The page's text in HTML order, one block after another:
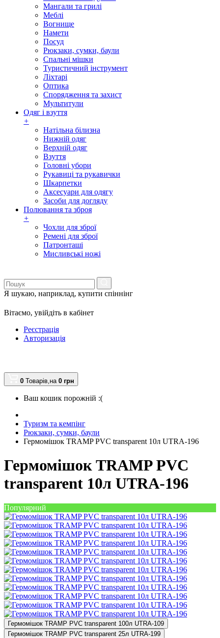
Мангали та грилі
Меблі
Вогнище
Намети
Посуд
Рюкзаки, сумки, баули
Спальні мішки
Туристичний інструмент
Ліхтарі
Оптика
Спорядження та захист
Мультитули
Одяг і взуття
+
Натільна білизна
Нижній одяг
Верхній одяг
Взуття
Головні убори
Рукавиці та рукавички
Шкарпетки
Аксесуари для одягу
Засоби для догляду
Полювання та зброя
+
Чохли для зброї
Ремені для зброї
Патронташі
Мисливські ножі
Я шукаю, наприклад, купити спіннінг
Вітаємо, увійдіть в кабінет
Реєстрація
Авторизація
0 Товарів,на 0 грн
Ваш кошик порожній :(
Туризм та кемпінг
Рюкзаки, сумки, баули
Гермомішок TRAMP PVC transparent 10л UTRA-196
Гермомішок TRAMP PVC
transparent 10л UTRA-196
Популярний
Гермомішок TRAMP PVC transparent 100л UTRA-109
Гермомішок TRAMP PVC transparent 25л UTRA-199